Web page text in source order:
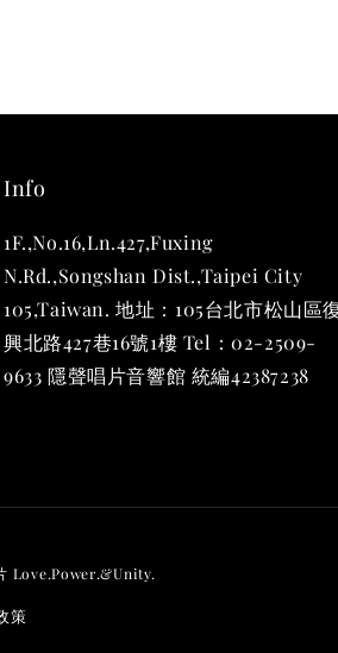
THT 九週年 唱片
(2入一組)
加入購物車
Info
1F.,No.16,Ln.427,Fuxing
N.Rd.,Songshan Dist.,Taipei City
105,Taiwan. 地址：105台北市松山區
興北路427巷16號1樓 Tel：02-2509-
9633 隱聲唱片音響館 統編42387238
Love.Power.&Unity.
策